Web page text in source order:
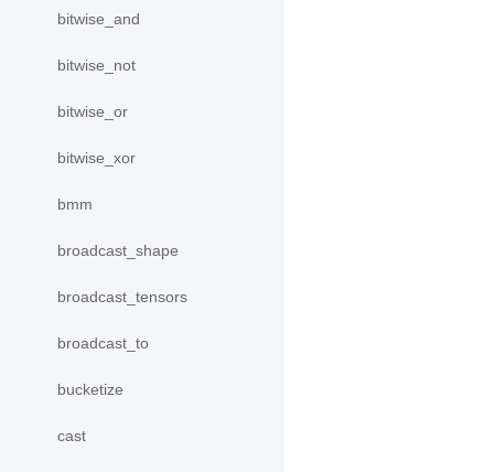
bitwise_and
bitwise_not
bitwise_or
bitwise_xor
bmm
broadcast_shape
broadcast_tensors
broadcast_to
bucketize
cast